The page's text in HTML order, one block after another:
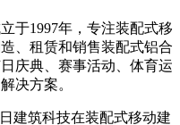
于1997年，专注装配式移
、租赁和销售装配式铝合
庆典、赛事活动、体育运
决方案。
建筑科技在装配式移动建